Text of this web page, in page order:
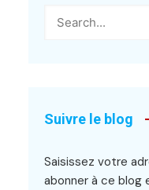
Suivre le blog
Saisissez votre
abonner à ce blog